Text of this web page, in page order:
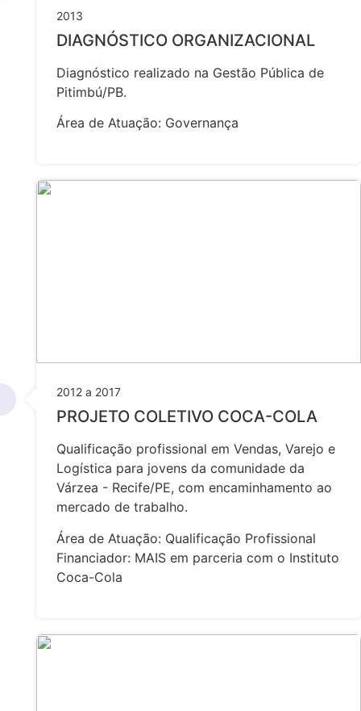
2013
DIAGNÓSTICO ORGANIZACIONAL
Diagnóstico realizado na Gestão Pública de
Pitimbú/PB.
Área de Atuação: Governança
2012 a 2017
PROJETO COLETIVO COCA-COLA
Qualificação profissional em Vendas, Varejo e
Logística para jovens da comunidade da
Várzea - Recife/PE, com encaminhamento ao
mercado de trabalho.
Área de Atuação: Qualificação Profissional
Financiador: MAIS em parceria com o Instituto
Coca-Cola